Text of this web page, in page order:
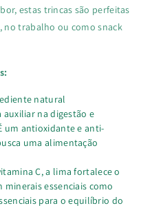
estas trincas são perfeitas
no trabalho ou como snack
natural
na digestão e
um antioxidante e anti-
uma alimentação
C, a lima fortalece o
essenciais como
para o equilíbrio do